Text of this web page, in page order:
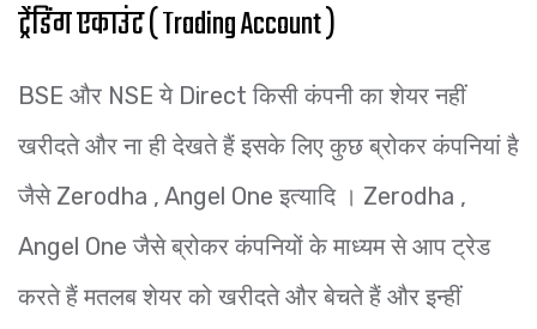
ट्रेंडिंग एकाउंट ( Trading Account )
BSE और NSE ये Direct किसी कंपनी का शेयर नहीं
खरीदते और ना ही देखते हैं इसके लिए कुछ ब्रोकर कंपनियां है
जैसे Zerodha , Angel One इत्यादि । Zerodha ,
Angel One जैसे ब्रोकर कंपनियों के माध्यम से आप ट्रेड
करते हैं मतलब शेयर को खरीदते और बेचते हैं और इन्हीं